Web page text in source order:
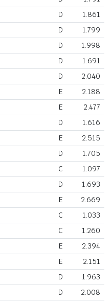
D
1.861
D
1.799
D
1.998
D
1.691
D
2.040
E
2.188
E
2.477
D
1.616
E
2.515
D
1.705
C
1.097
D
1.693
E
2.669
C
1.033
C
1.260
E
2.394
E
2.151
D
1.963
D
2.008